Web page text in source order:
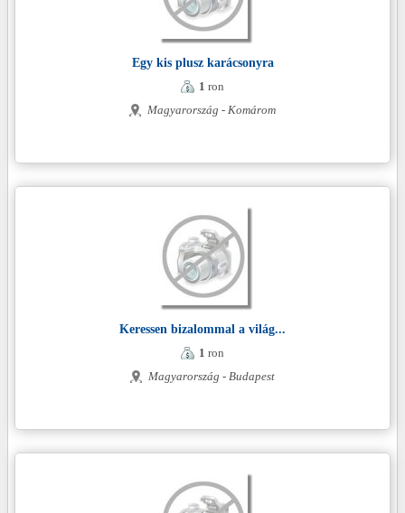
Egy kis plusz karácsonyra
1 ron
Magyarország - Komárom
Keressen bizalommal a világ...
1 ron
Magyarország - Budapest